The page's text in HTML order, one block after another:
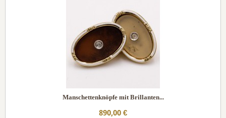
Manschettenknöpfe mit Brillanten...
890,00 €